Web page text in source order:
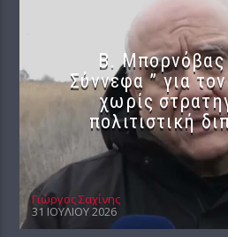
B.
Σύννεφα ” για
χωρίς
πολιτιστική
Γιώργος Σαχίνης
31 ΙΟΥΛΊΟΥ 2026